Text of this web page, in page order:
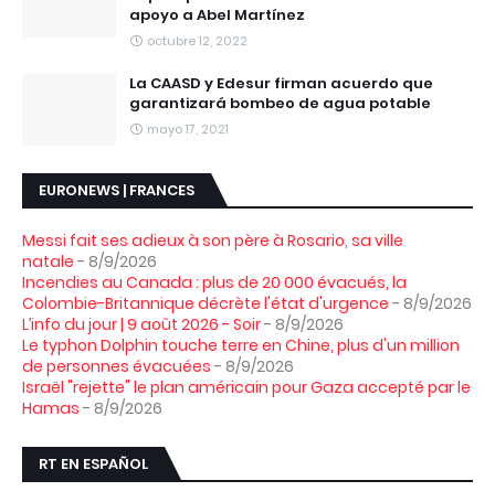
apoyo a Abel Martínez
octubre 12, 2022
La CAASD y Edesur firman acuerdo que
garantizará bombeo de agua potable
mayo 17, 2021
EURONEWS | FRANCES
Messi fait ses adieux à son père à Rosario, sa ville
natale - 8/9/2026
Incendies au Canada : plus de 20 000 évacués, la
Colombie-Britannique décrète l'état d'urgence - 8/9/2026
L’info du jour | 9 août 2026 - Soir- 8/9/2026
Le typhon Dolphin touche terre en Chine, plus d'un million
de personnes évacuées - 8/9/2026
Israël "rejette" le plan américain pour Gaza accepté par le
Hamas - 8/9/2026
RT EN ESPAÑOL